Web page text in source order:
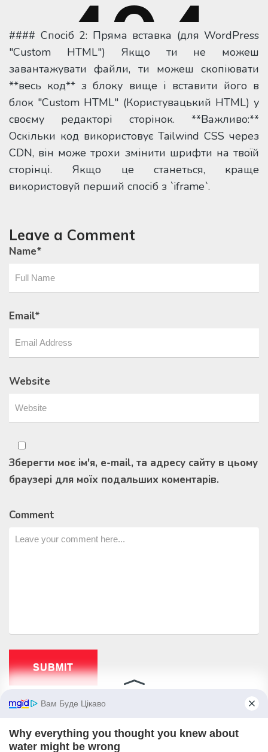
#### Спосіб 2: Пряма вставка (для WordPress
"Custom HTML") Якщо ти не можеш
завантажувати файли, ти можеш скопіювати
**весь код** з блоку вище і вставити його в
блок "Custom HTML" (Користувацький HTML) у
своєму редакторі сторінок. **Важливо:**
Оскільки код використовує Tailwind CSS через
CDN, він може трохи змінити шрифти на твоїй
сторінці. Якщо це станеться, краще
використовуй перший спосіб з `iframe`.
Leave a Comment
Name*
Email*
Website
Зберегти моє ім'я, e-mail, та адресу сайту в цьому
браузері для моїх подальших коментарів.
Comment